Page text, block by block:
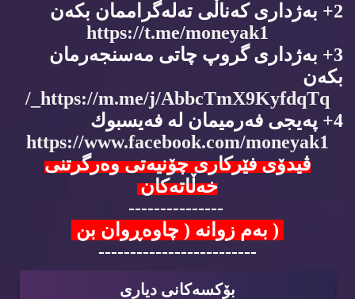
2+ به‌ژداری كه‌ناڵی ته‌له‌گراممان بكه‌ن
https://t.me/moneyak1
3+ به‌ژداری گروپ چاتی مه‌سنجه‌رمان
بكه‌ن
https://m.me/j/AbbcTmX9KyfdqTq_/
4+ په‌یجی فه‌رمیمان له‌ فه‌یسبوك
https://www.facebook.com/moneyak1
ڤیدۆی فێركاری چۆنیه‌تی وه‌رگرتنی
خه‌ڵاته‌كان
---------------
( به‌م زوانه‌ ( چاوه‌ڕوان بن
-------------------------
بۆكسه‌كانی دیاری